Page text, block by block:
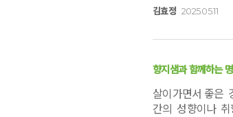
어떻게 살아가야
김효정 2025.05.11
향지샘과 함께하는
살이가면서 좋은
간의 성향이나 취